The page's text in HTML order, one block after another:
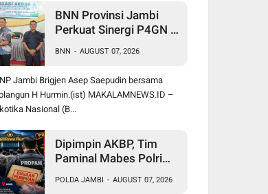
BNN Provinsi Jambi
Perkuat Sinergi P4GN di
Asep Ingatkan Bahaya
Vape Zombie
BNN - AUGUST 07, 2026
Jambi Brigjen Asep Saepudin bersama
H Hurmin.(ist) MAKALAMNEWS.ID –
Nasional (B...
Dipimpin AKBP, Tim
Paminal Mabes Polri
POLDA JAMBI - AUGUST 07, 2026